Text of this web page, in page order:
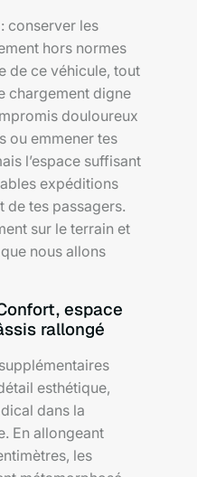
conserver les
hors normes
de ce véhicule, tout
chargement digne
douloureux
ou emmener tes
l’espace suffisant
expéditions
de tes passagers.
sur le terrain et
nous allons
espace
rallongé
esthétique,
dans la
En allongeant
les